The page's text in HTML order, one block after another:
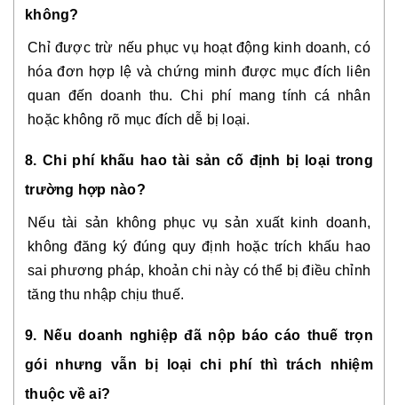
không?
Chỉ được trừ nếu phục vụ hoạt động kinh doanh, có
hóa đơn hợp lệ và chứng minh được mục đích liên
quan đến doanh thu. Chi phí mang tính cá nhân
hoặc không rõ mục đích dễ bị loại.
8. Chi phí khấu hao tài sản cố định bị loại trong
trường hợp nào?
Nếu tài sản không phục vụ sản xuất kinh doanh,
không đăng ký đúng quy định hoặc trích khấu hao
sai phương pháp, khoản chi này có thể bị điều chỉnh
tăng thu nhập chịu thuế.
9. Nếu doanh nghiệp đã nộp báo cáo thuế trọn
gói nhưng vẫn bị loại chi phí thì trách nhiệm
thuộc về ai?